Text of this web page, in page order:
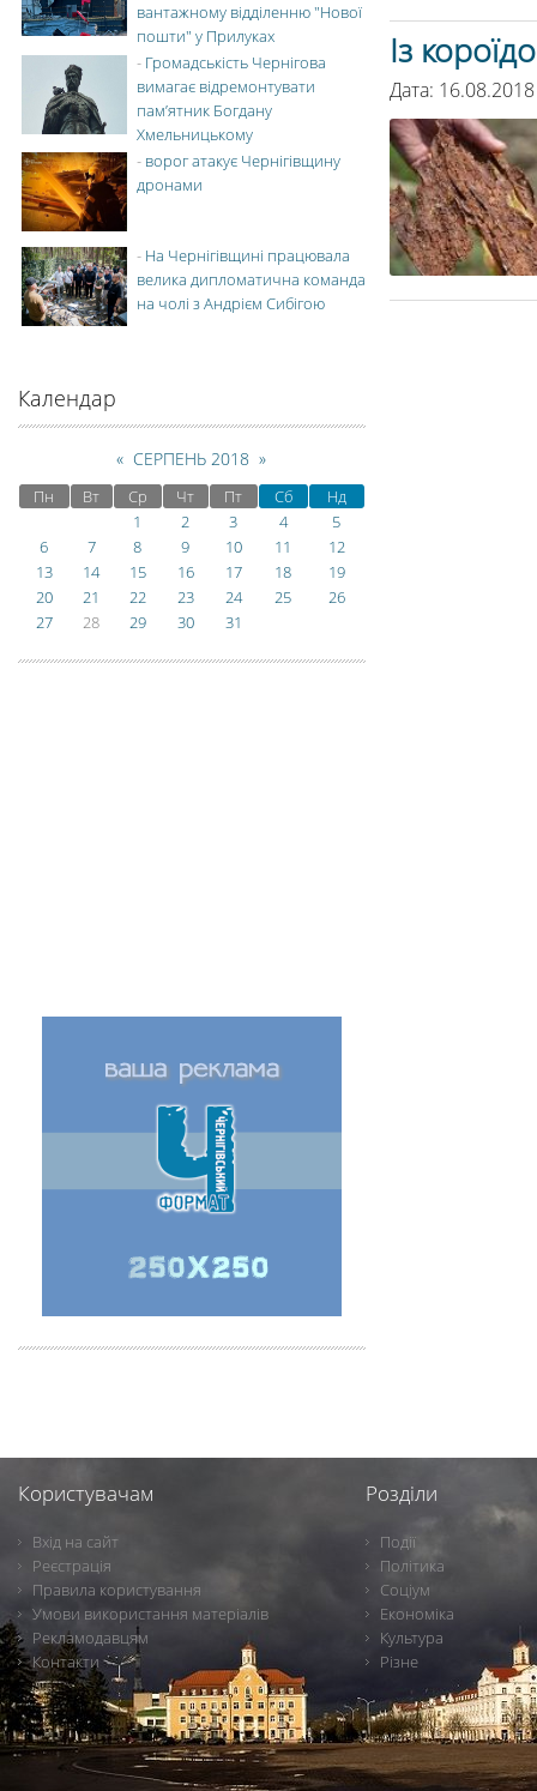
Із
Дата:
вантажному відділенню "Нової
пошти" у Прилуках
- Громадськість Чернігова
вимагає відремонтувати
пам’ятник Богдану
Хмельницькому
- ворог атакує Чернігівщину
дронами
- На Чернігівщині працювала
велика дипломатична команда
на чолі з Андрієм Сибігою
Календар
« СЕРПЕНЬ 2018 »
Пн Вт Ср Чт Пт Сб
Нд
1
2 3 4
5
6
7 8 9 10 11
12
13
14 15 16 17 18
19
20
21 22 23 24 25
26
27
28 29 30 31
Користувачам
Вхід на сайт
Реєстрація
Правила користування
Умови використання матеріалів
Рекламодавцям
Контакти
Розділи
Події
Політика
Соціум
Економіка
Культура
Різне